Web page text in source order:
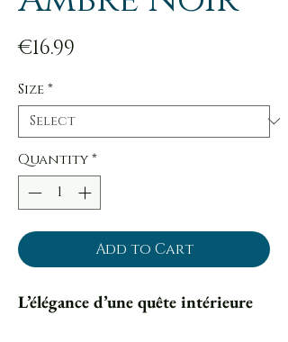
€16.99
Size*
Quantity*
Add to Cart
L’élégance d’une quête intérieure